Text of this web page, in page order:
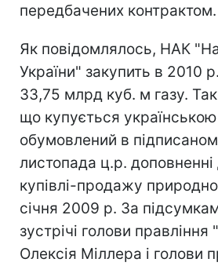
передбачених контрактом.
Як повідомлялось, НАК
України" закупить в 2010
33,75 млрд куб. м газу.
що купується
обумовлений в
листопада ц.р. доповненні
купівлі-продажу
січня 2009 р. За
зустрічі голови
Олексія Міллера і голови